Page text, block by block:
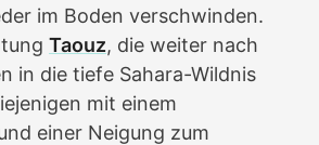
im Boden verschwinden.
Taouz, die weiter nach
in die tiefe Sahara-Wildnis
mit einem
einer Neigung zum